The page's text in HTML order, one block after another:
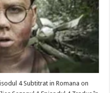
4 Subtitrat in Romana on